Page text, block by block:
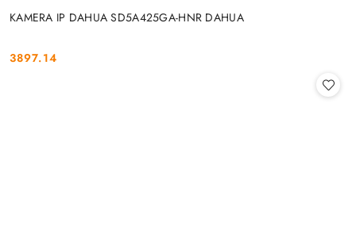
KAMERA IP DAHUA SD5A425GA-HNR DAHUA
Cena:
3897.14